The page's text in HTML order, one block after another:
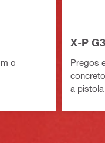
o
X-P
Pregos
a